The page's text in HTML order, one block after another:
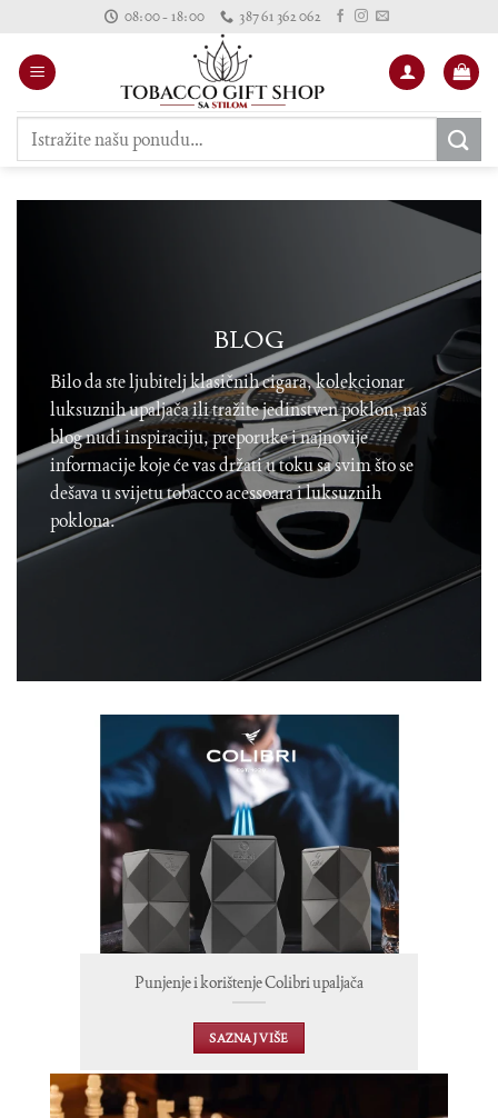
content
08:00 - 18:00 387 61 362 062
Pretraži:
BLOG
Bilo da ste ljubitelj klasičnih cigara, kolekcionar
luksuznih upaljača ili tražite jedinstven poklon, naš
blog nudi inspiraciju, preporuke i najnovije
informacije koje će vas držati u toku sa svim što se
dešava u svijetu tobacco acessoara i luksuznih
poklona.
Punjenje i korištenje Colibri upaljača
SAZNAJ VIŠE